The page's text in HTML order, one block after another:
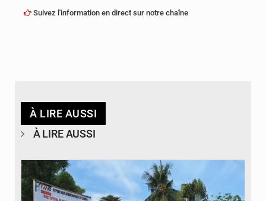
Suivez l'information en direct sur notre chaîne
À LIRE AUSSI
À LIRE AUSSI